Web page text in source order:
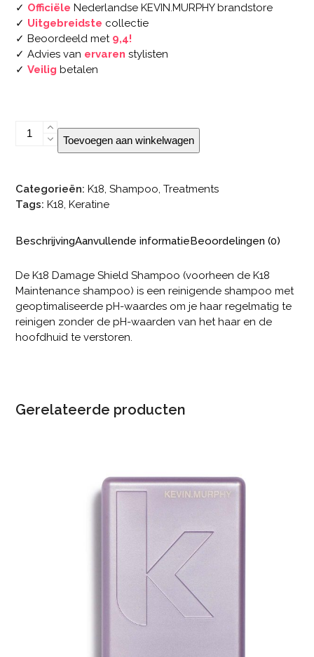
✓ Officiële Nederlandse KEVIN.MURPHY brandstore
✓ Uitgebreidste collectie
✓ Beoordeeld met 9,4!
✓ Advies van ervaren stylisten
✓Veilig betalen
K18
DAMAGE
(250ml)
aantal
Toevoegen aan winkelwagen
Categorieën: K18 ,Shampoo ,Treatments
Tags: K18 ,Keratine
BeschrijvingAanvullende informatieBeoordelingen (0)
De K18 Damage Shield Shampoo (voorheen de K18
Maintenance shampoo) is een reinigende shampoo met
geoptimaliseerde pH-waardes om je haar regelmatig te
reinigen zonder de pH-waarden van het haar en de
hoofdhuid te verstoren.
Gerelateerde producten